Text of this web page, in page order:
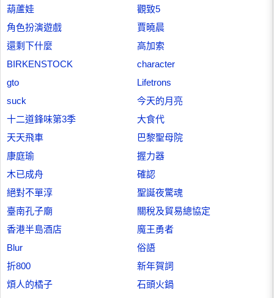
葫蘆娃
觀致5
角色扮演遊戲
賈曉晨
還剩下什麼
高加索
BIRKENSTOCK
character
gto
Lifetrons
suck
今天的月亮
十二道鋒味第3季
大食代
天天飛車
巴黎聖母院
康庭瑜
握力器
木已成舟
確認
絕對不單淳
聖誕夜驚魂
臺南孔子廟
關稅及貿易總協定
香港半島酒店
魔王勇者
Blur
俗語
折800
新年賀詞
煩人的橘子
石頭火鍋